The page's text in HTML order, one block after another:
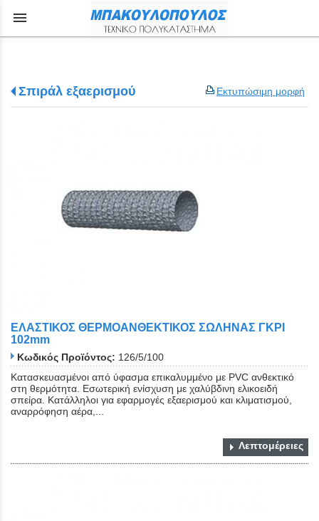
menu
Εκτυπώσιμη μορφή
Σπιράλ εξαερισμού
ΕΛΑΣΤΙΚΟΣ ΘΕΡΜΟΑΝΘΕΚΤΙΚΟΣ ΣΩΛΗΝΑΣ ΓΚΡΙ
102mm
Κωδικός Προϊόντος: 126/5/100
Κατασκευασμένοι από ύφασμα επικαλυμμένο με PVC ανθεκτικό
στη θερμότητα. Εσωτερική ενίσχυση με χαλύβδινη ελικοειδή
σπείρα. Κατάλληλοι για εφαρμογές εξαερισμού και κλιματισμού,
αναρρόφηση αέρα,...
Λεπτομέρειες